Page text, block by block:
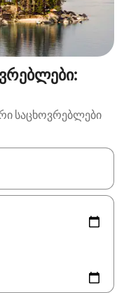
საცხოვრებლები
ნავიგაციისთვის